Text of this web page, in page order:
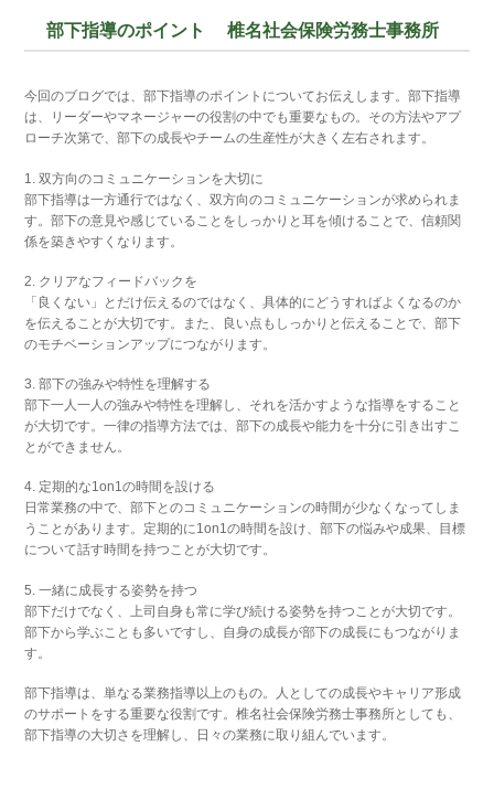
部下指導のポイント 椎名社会保険労務士事務所
今回のブログでは、部下指導のポイントについてお伝えします。部下指導
は、リーダーやマネージャーの役割の中でも重要なもの。その方法やアプ
ローチ次第で、部下の成長やチームの生産性が大きく左右されます。
1. 双方向のコミュニケーションを大切に
部下指導は一方通行ではなく、双方向のコミュニケーションが求められま
す。部下の意見や感じていることをしっかりと耳を傾けることで、信頼関
係を築きやすくなります。
2. クリアなフィードバックを
「良くない」とだけ伝えるのではなく、具体的にどうすればよくなるのか
を伝えることが大切です。また、良い点もしっかりと伝えることで、部下
のモチベーションアップにつながります。
3. 部下の強みや特性を理解する
部下一人一人の強みや特性を理解し、それを活かすような指導をすること
が大切です。一律の指導方法では、部下の成長や能力を十分に引き出すこ
とができません。
4. 定期的な1on1の時間を設ける
日常業務の中で、部下とのコミュニケーションの時間が少なくなってしま
うことがあります。定期的に1on1の時間を設け、部下の悩みや成果、目標
について話す時間を持つことが大切です。
5. 一緒に成長する姿勢を持つ
部下だけでなく、上司自身も常に学び続ける姿勢を持つことが大切です。
部下から学ぶことも多いですし、自身の成長が部下の成長にもつながりま
す。
部下指導は、単なる業務指導以上のもの。人としての成長やキャリア形成
のサポートをする重要な役割です。椎名社会保険労務士事務所としても、
部下指導の大切さを理解し、日々の業務に取り組んでいます。